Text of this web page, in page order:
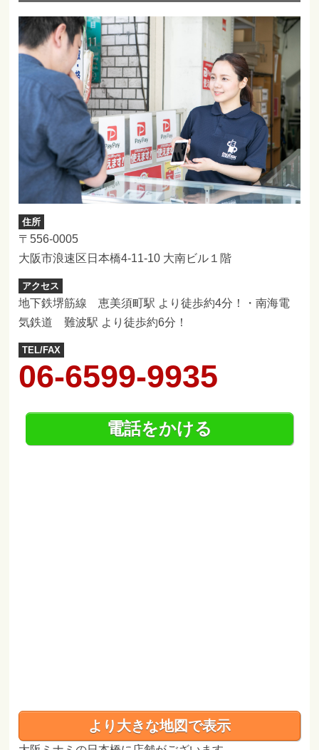
住所
〒556-0005
大阪市浪速区日本橋4-11-10 大南ビル１階
アクセス
地下鉄堺筋線 恵美須町駅 より徒歩約4分！・南海電
気鉄道 難波駅 より徒歩約6分！
TEL/FAX
06-6599-9935
電話をかける
より大きな地図で表示